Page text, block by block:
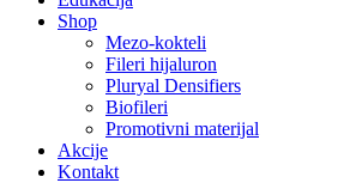
Shop
Mezo-kokteli
Fileri hijaluron
Pluryal Densifiers
Biofileri
Promotivni materijal
Akcije
Kontakt